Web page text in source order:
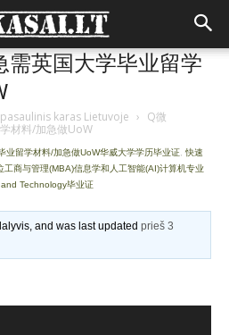
需英国大学毕业留学
karas Lietuvoje › Q微
材料/加急做UoW
留学材料/加急做UoW华威大学学历毕业证 快速
工商与管理(MBA)信息学和人工智能(AI)计算机专业
Technology毕业证
and was last updatedprieš 3